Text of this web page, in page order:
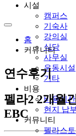
시설
캠퍼스
기숙사
강의실
식당
사무실
운동시설
기타
비용
비용계
현지 납
커뮤니티
펠라스
홈
커뮤니티
연수후기
펠라2 2개월
EBC